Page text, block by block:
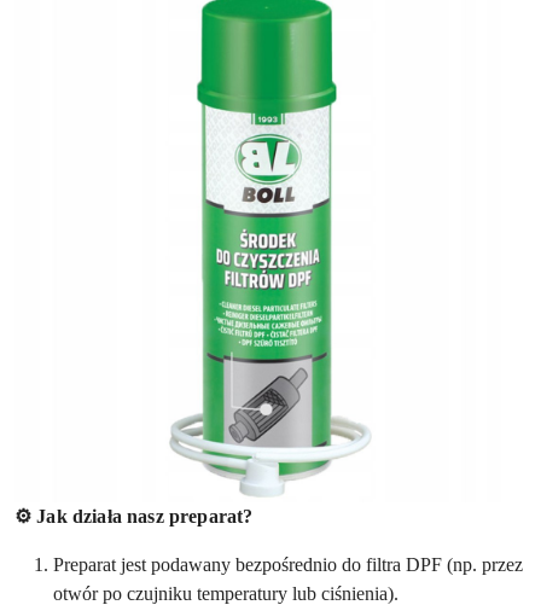
⚙️ Jak działa nasz preparat?
Preparat jest podawany bezpośrednio do filtra DPF (np. przez
otwór po czujniku temperatury lub ciśnienia).